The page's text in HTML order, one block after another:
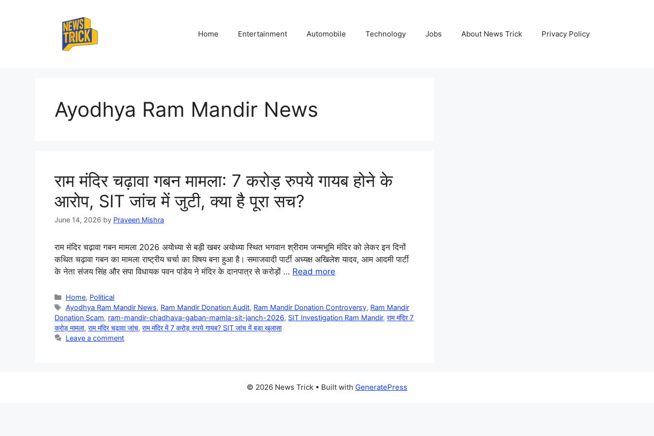
Home Entertainment Automobile Technology Jobs About News Trick Privacy Policy
Ayodhya Ram Mandir News
राम मंदिर चढ़ावा गबन मामला: 7 करोड़ रुपये गायब होने के
आरोप, SIT जांच में जुटी, क्या है पूरा सच?
June 14, 2026 by Praveen Mishra
राम मंदिर चढ़ावा गबन मामला 2026 अयोध्या से बड़ी खबर अयोध्या स्थित भगवान श्रीराम जन्मभूमि मंदिर को लेकर इन दिनों
कथित चढ़ावा गबन का मामला राष्ट्रीय चर्चा का विषय बना हुआ है। समाजवादी पार्टी अध्यक्ष अखिलेश यादव, आम आदमी पार्टी
के नेता संजय सिंह और सपा विधायक पवन पांडेय ने मंदिर के दानपात्र से करोड़ों … Read more
Categories
Home, Political
Tags
Ayodhya Ram Mandir News, Ram Mandir Donation Audit, Ram Mandir Donation Controversy, Ram Mandir
Donation Scam, ram-mandir-chadhava-gaban-mamla-sit-janch-2026, SIT Investigation Ram Mandir, राम मंदिर 7
करोड़ मामला, राम मंदिर चढ़ावा जांच, राम मंदिर में 7 करोड़ रुपये गायब? SIT जांच में बड़ा खुलासा
Leave a comment
© 2026 News Trick • Built with GeneratePress